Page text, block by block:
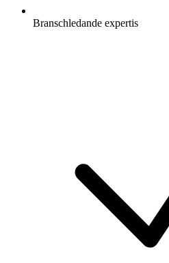
Branschledande expertis